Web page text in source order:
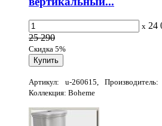
x 24
25 290
Скидка 5%
Артикул: u-260615,
Коллекция: Boheme